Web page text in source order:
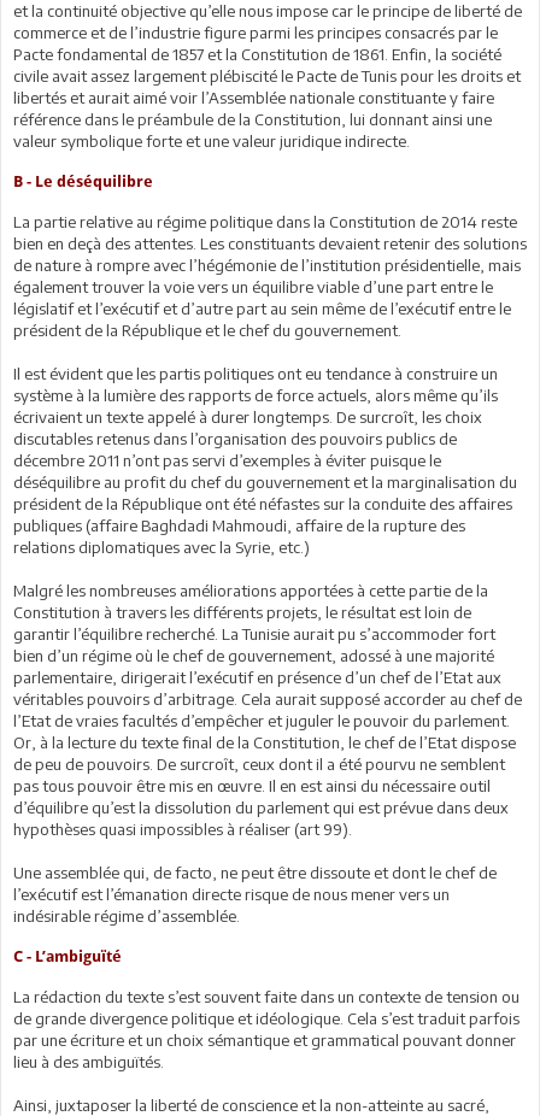
et la continuité objective qu’elle nous impose car le principe de liberté de
commerce et de l’industrie figure parmi les principes consacrés par le
Pacte fondamental de 1857 et la Constitution de 1861. Enfin, la société
civile avait assez largement plébiscité le Pacte de Tunis pour les droits et
libertés et aurait aimé voir l’Assemblée nationale constituante y faire
référence dans le préambule de la Constitution, lui donnant ainsi une
valeur symbolique forte et une valeur juridique indirecte.
B - Le déséquilibre
La partie relative au régime politique dans la Constitution de 2014 reste
bien en deçà des attentes. Les constituants devaient retenir des solutions
de nature à rompre avec l’hégémonie de l’institution présidentielle, mais
également trouver la voie vers un équilibre viable d’une part entre le
législatif et l’exécutif et d’autre part au sein même de l’exécutif entre le
président de la République et le chef du gouvernement.
Il est évident que les partis politiques ont eu tendance à construire un
système à la lumière des rapports de force actuels, alors même qu’ils
écrivaient un texte appelé à durer longtemps. De surcroît, les choix
discutables retenus dans l’organisation des pouvoirs publics de
décembre 2011 n’ont pas servi d’exemples à éviter puisque le
déséquilibre au profit du chef du gouvernement et la marginalisation du
président de la République ont été néfastes sur la conduite des affaires
publiques (affaire Baghdadi Mahmoudi, affaire de la rupture des
relations diplomatiques avec la Syrie, etc.)
Malgré les nombreuses améliorations apportées à cette partie de la
Constitution à travers les différents projets, le résultat est loin de
garantir l’équilibre recherché. La Tunisie aurait pu s’accommoder fort
bien d’un régime où le chef de gouvernement, adossé à une majorité
parlementaire, dirigerait l’exécutif en présence d’un chef de l’Etat aux
véritables pouvoirs d’arbitrage. Cela aurait supposé accorder au chef de
l’Etat de vraies facultés d’empêcher et juguler le pouvoir du parlement.
Or, à la lecture du texte final de la Constitution, le chef de l’Etat dispose
de peu de pouvoirs. De surcroît, ceux dont il a été pourvu ne semblent
pas tous pouvoir être mis en œuvre. Il en est ainsi du nécessaire outil
d’équilibre qu’est la dissolution du parlement qui est prévue dans deux
hypothèses quasi impossibles à réaliser (art 99).
Une assemblée qui, de facto, ne peut être dissoute et dont le chef de
l’exécutif est l’émanation directe risque de nous mener vers un
indésirable régime d’assemblée.
C - L’ambiguïté
La rédaction du texte s’est souvent faite dans un contexte de tension ou
de grande divergence politique et idéologique. Cela s’est traduit parfois
par une écriture et un choix sémantique et grammatical pouvant donner
lieu à des ambiguïtés.
Ainsi, juxtaposer la liberté de conscience et la non-atteinte au sacré,